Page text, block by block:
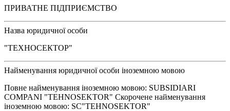
ПРИВАТНЕ ПІДПРИЄМСТВО
Назва юридичної особи
"ТЕХНОСЕКТОР"
Найменування юридичної особи іноземною мовою
Повне найменування іноземною мовою: SUBSIDIARI
COMPANI "TEHNOSEKTOR" Скорочене найменування
іноземною мовою: SC"TEHNOSEKTOR"